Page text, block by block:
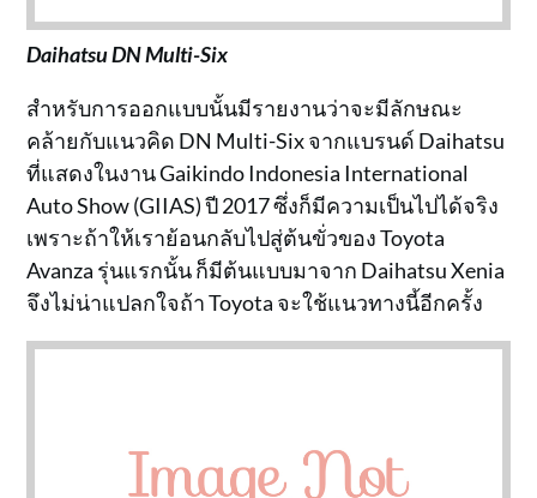
Daihatsu DN Multi-Six
สำหรับการออกแบบนั้นมีรายงานว่าจะมีลักษณะ
คล้ายกับแนวคิด DN Multi-Six จากแบรนด์ Daihatsu
ที่แสดงในงาน Gaikindo Indonesia International
Auto Show (GIIAS) ปี 2017 ซึ่งก็มีความเป็นไปได้จริง
เพราะถ้าให้เราย้อนกลับไปสู่ต้นขั่วของ Toyota
Avanza รุ่นแรกนั้น ก็มีต้นแบบมาจาก Daihatsu Xenia
จึงไม่น่าแปลกใจถ้า Toyota จะใช้แนวทางนี้อีกครั้ง